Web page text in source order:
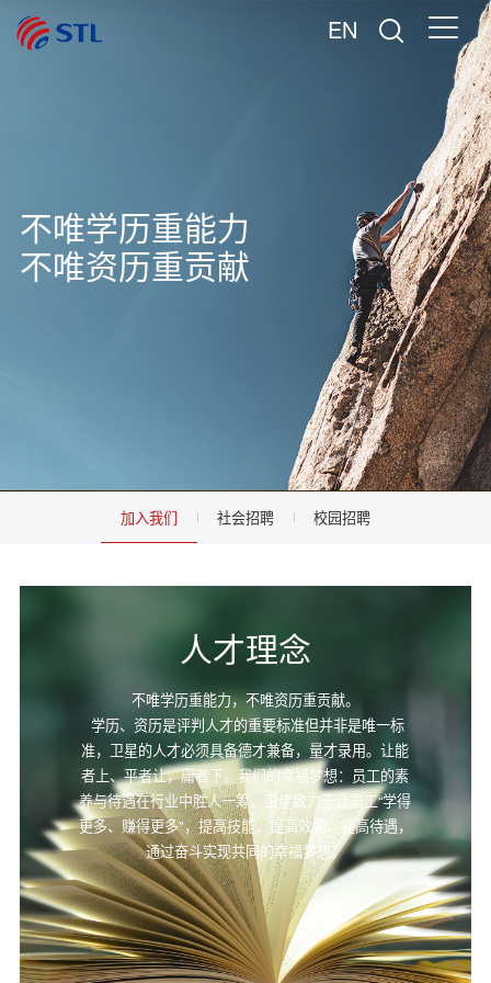
EN
不唯学历重能力
不唯资历重贡献
加入我们 社会招聘 校园招聘
人才理念
不唯学历重能力，不唯资历重贡献。
学历、资历是评判人才的重要标准但并非是唯一标
准，卫星的人才必须具备德才兼备，量才录用。让能
者上、平者让，庸者下。我们的幸福梦想：员工的素
养与待遇在行业中胜人一筹，卫星致力于让员工“学得
更多、赚得更多"，提高技能、提高效能、提高待遇，
通过奋斗实现共同的幸福梦想。